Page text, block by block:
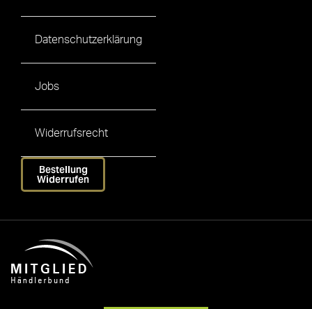
Datenschutzerklärung
Jobs
Widerrufsrecht
Bestellung
Widerrufen